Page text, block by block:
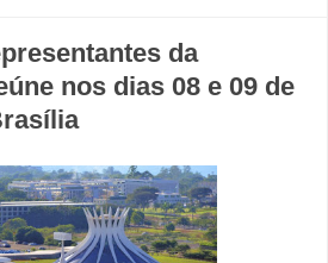
da
nos dias 08 e 09 de